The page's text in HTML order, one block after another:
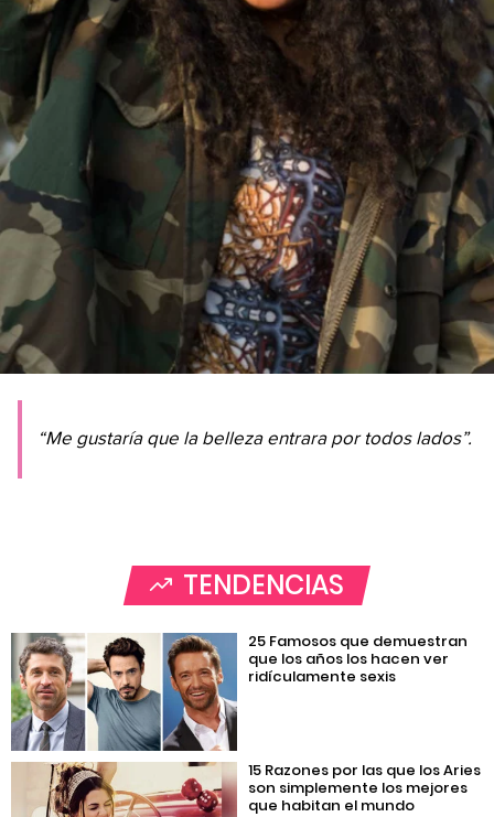
“Me gustaría que la belleza entrara por todos lados”.
TENDENCIAS
25 Famosos que demuestran
que los años los hacen ver
ridículamente sexis
15 Razones por las que los Aries
son simplemente los mejores
que habitan el mundo